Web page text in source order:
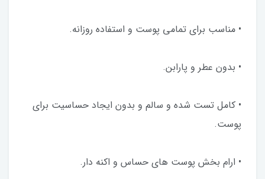
• مناسب برای تمامی پوست و استفاده روزانه.
• بدون عطر و پارابن.
• کامل تست شده و سالم و بدون ایجاد حساسیت برای
پوست.
• ارام بخش پوست های حساس و اکنه دار.